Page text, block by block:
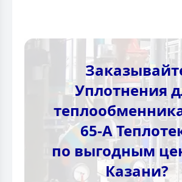
Уплотнения
65-А
по выгодным
Казани?